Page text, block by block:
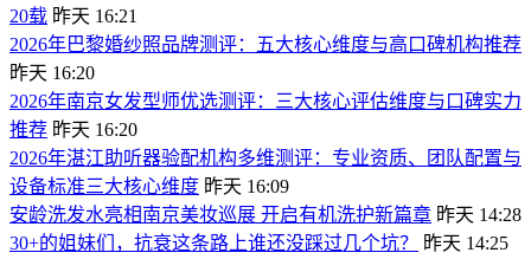
20载 昨天 16:21
2026年巴黎婚纱照品牌测评：五大核心维度与高口碑机构推荐
昨天 16:20
​2026年南京女发型师优选测评：三大核心评估维度与口碑实力
推荐 昨天 16:20
​2026年湛江助听器验配机构多维测评：专业资质、团队配置与
设备标准三大核心维度 昨天 16:09
安龄洗发水亮相南京美妆巡展 开启有机洗护新篇章 昨天 14:28
30+的姐妹们，抗衰这条路上谁还没踩过几个坑？
昨天 14:25